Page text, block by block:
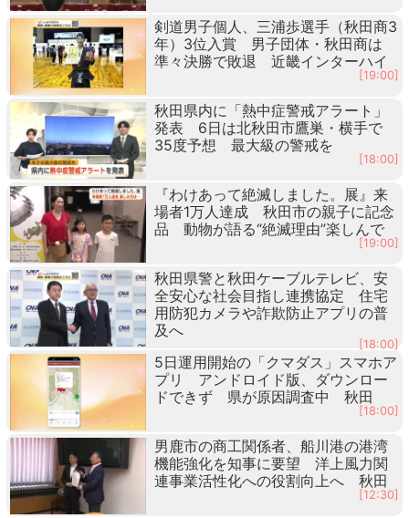
剣道男子個人、三浦歩選手（秋田商3
年）3位入賞 男子団体・秋田商は
準々決勝で敗退 近畿インターハイ
[19:00]
秋田県内に「熱中症警戒アラート」
発表 6日は北秋田市鷹巣・横手で
35度予想 最大級の警戒を
[18:00]
『わけあって絶滅しました。展』来
場者1万人達成 秋田市の親子に記念
品 動物が語る“絶滅理由”楽しんで
[19:00]
秋田県警と秋田ケーブルテレビ、安
全安心な社会目指し連携協定 住宅
用防犯カメラや詐欺防止アプリの普
及へ
[18:00]
5日運用開始の「クマダス」スマホア
プリ アンドロイド版、ダウンロー
ドできず 県が原因調査中 秋田
[18:00]
男鹿市の商工関係者、船川港の港湾
機能強化を知事に要望 洋上風力関
連事業活性化への役割向上へ 秋田
[12:30]